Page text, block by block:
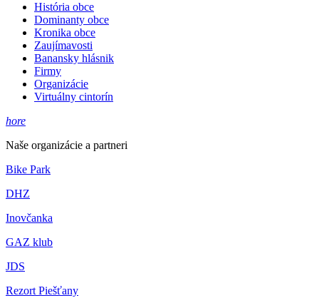
História obce
Dominanty obce
Kronika obce
Zaujímavosti
Banansky hlásnik
Firmy
Organizácie
Virtuálny cintorín
hore
Naše organizácie a partneri
Bike Park
DHZ
Inovčanka
GAZ klub
JDS
Rezort Piešťany